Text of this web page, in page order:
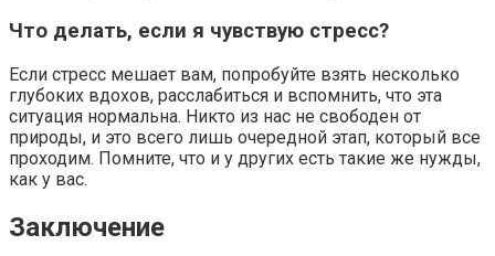
Что делать, если я чувствую стресс?
Если стресс мешает вам, попробуйте взять несколько
глубоких вдохов, расслабиться и вспомнить, что эта
ситуация нормальна. Никто из нас не свободен от
природы, и это всего лишь очередной этап, который все
проходим. Помните, что и у других есть такие же нужды,
как у вас.
Заключение